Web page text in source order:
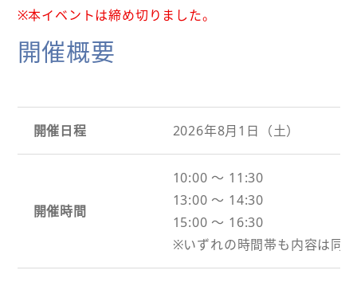
※本イベントは締め切りました。
開催概要
開催日程 2026年8月1日（土）
開催時間
10:00 ～ 11:30
13:00 ～ 14:30
15:00 ～ 16:30
※いずれの時間帯も内容は同